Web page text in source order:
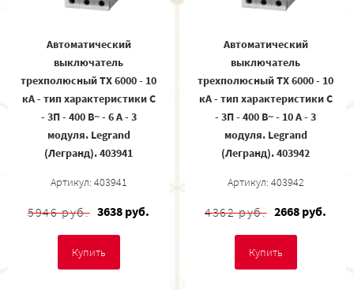
Автоматический
выключатель
трехполюсный TX 6000 - 10
кА - тип характеристики С
- 3П - 400 В~ - 6 А - 3
модуля. Legrand
(Легранд). 403941
Артикул: 403941
5946 руб. 3638 руб.
Купить
Автоматический
выключатель
трехполюсный TX 6000 - 10
кА - тип характеристики С
- 3П - 400 В~ - 10 А - 3
модуля. Legrand
(Легранд). 403942
Артикул: 403942
4362 руб. 2668 руб.
Купить